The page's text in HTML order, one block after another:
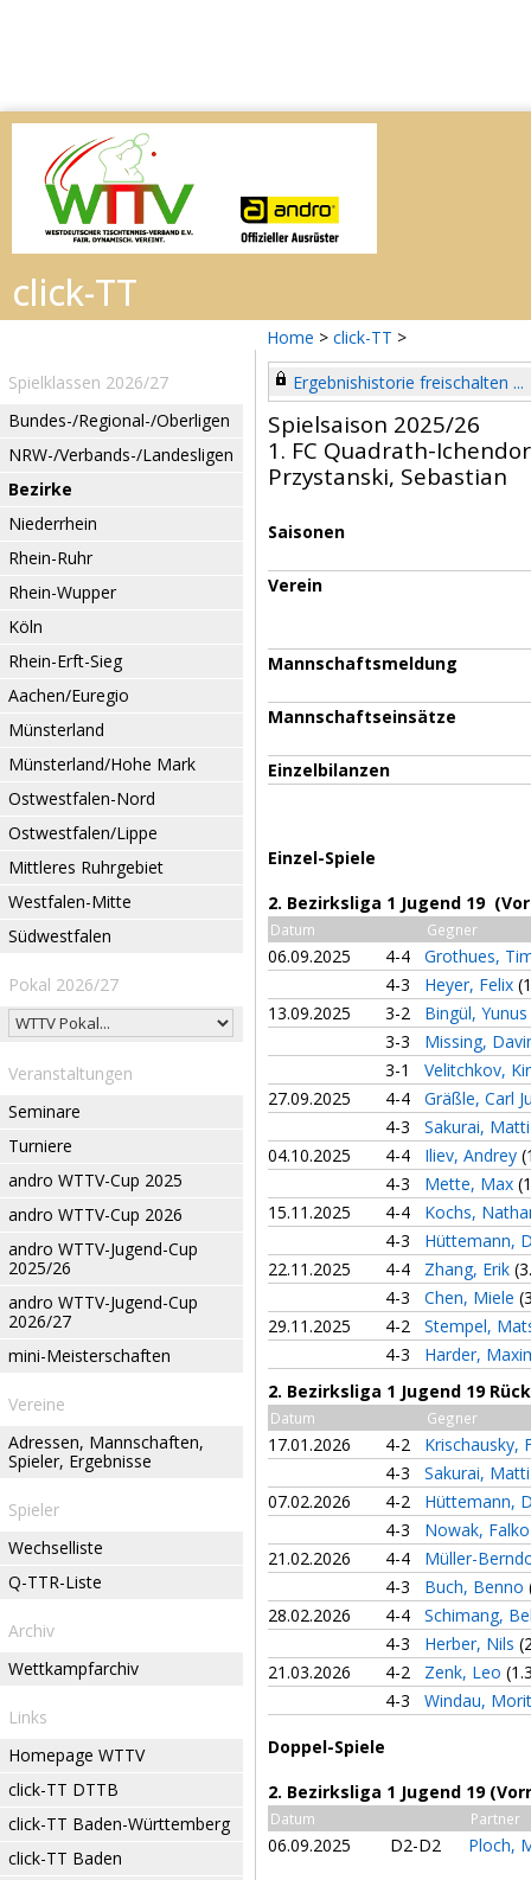
Home > click-TT >
Spielklassen 2026/27
Bundes-/Regional-/Oberligen
NRW-/Verbands-/Landesligen
Bezirke
Niederrhein
Rhein-Ruhr
Rhein-Wupper
Köln
Rhein-Erft-Sieg
Aachen/Euregio
Münsterland
Münsterland/Hohe Mark
Ostwestfalen-Nord
Ostwestfalen/Lippe
Mittleres Ruhrgebiet
Westfalen-Mitte
Südwestfalen
Pokal 2026/27
Veranstaltungen
Seminare
Turniere
andro WTTV-Cup 2025
andro WTTV-Cup 2026
andro WTTV-Jugend-Cup
2025/26
andro WTTV-Jugend-Cup
2026/27
mini-Meisterschaften
Vereine
Adressen, Mannschaften,
Spieler, Ergebnisse
Spieler
Wechselliste
Q-TTR-Liste
Archiv
Wettkampfarchiv
Links
Homepage WTTV
click-TT DTTB
click-TT Baden-Württemberg
click-TT Baden
Ergebnishistorie freischalten ...
Spielsaison 2025/26
1. FC Quadrath-
Przystanski, Sebastian
Saisonen
Verein
Mannschaftsmeldung
Mannschaftseinsätze
Einzelbilanzen
Einzel-Spiele
2. Bezirksliga 1 Jugend 19
Datum Gegner
06.09.2025 4-4
Grothues,
4-3
Heyer, Felix
13.09.2025
3-2
Bingül, Yunus
3-3
Missing,
3-1
Velitchkov,
27.09.2025
4-4
Gräßle, Carl
4-3
Sakurai,
04.10.2025
4-4 Iliev, Andrey
4-3
Mette, Max
15.11.2025
4-4
Kochs,
4-3
Hüttemann,
22.11.2025
4-4 Zhang, Erik
4-3
Chen, Miele
29.11.2025
4-2
Stempel,
4-3
Harder,
2. Bezirksliga 1 Jugend 19
Datum Gegner
17.01.2026 4-2
Krischausky,
4-3
Sakurai,
07.02.2026
4-2
Hüttemann,
4-3
Nowak,
21.02.2026
4-4
Müller-
4-3
Buch, Benno
28.02.2026
4-4
Schimang,
4-3
Herber, Nils
21.03.2026
4-2 Zenk, Leo
4-3
Windau,
Doppel-Spiele
2. Bezirksliga 1 Jugend 19
Datum Partner
06.09.2025 D2-D2 Ploch,